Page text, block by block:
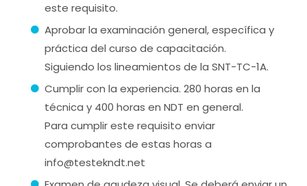
este requisito.
Aprobar la examinación general, específica y
práctica del curso de capacitación.
Siguiendo los lineamientos de la SNT-TC-1A.
Cumplir con la experiencia. 280 horas en la
técnica y 400 horas en NDT en general.
Para cumplir este requisito enviar
comprobantes de estas horas a
info@testekndt.net